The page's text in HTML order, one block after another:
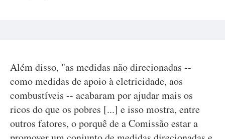
Além disso, "as medidas não direcionadas --
como medidas de apoio à eletricidade, aos
combustíveis -- acabaram por ajudar mais os
ricos do que os pobres [...] e isso mostra, entre
outros fatores, o porquê de a Comissão estar a